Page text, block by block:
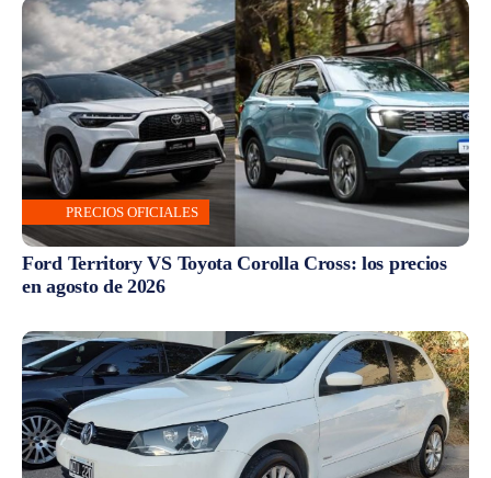
PRECIOS OFICIALES
Ford Territory VS Toyota Corolla Cross: los precios
en agosto de 2026